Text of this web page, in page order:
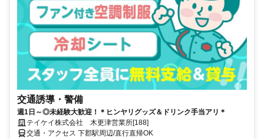
交通誘導・警備
週1日～◎未経験大歓迎！＊ヒンヤリグッズ＆ドリンク手当アリ＊
テイケイ株式会社 木更津営業所[188]
交通・アクセス 下郡駅周辺/直行直帰OK